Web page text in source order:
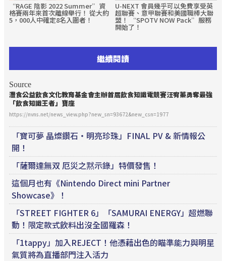
“RAGE 陰影 2022 Summer”資
格賽兩年來首次離線舉行！ 從大約
5，000人中確定8名入圍者！
U-NEXT 會員幾乎可以免費享受英
超聯賽、意甲聯賽和美國職棒大聯
盟！ “SPOTV NOW Pack”服務
開始了！
繼續閱讀
Source
灃食公益飲食文化教育基金會主辦首屆飲食知識電競賽汪宥蓁勇奪最強
「飲食知識王者」寶座
https://nvns.net/news_view.php?new_sn=93672&new_csn=1977
「寶可夢 晶燦鑽石・明亮珍珠」FINAL PV & 新情報公
開！
「薩爾達無双 厄災之黙示錄」特價發售！
這個月也有《Nintendo Direct mini Partner
Showcase》！
「STREET FIGHTER 6」「SAMURAI ENERGY」超燃聯
動！限定款式飲料出沒全國羅森！
「1tappy」加入REJECT！他憑藉出色的瞄準能力與明星
氣質將為直播部門注入活力